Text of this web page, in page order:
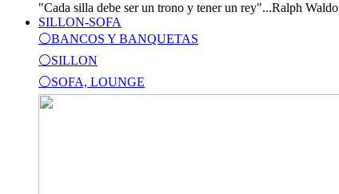
"Cada silla debe ser un trono y tener un rey"...Ralph Waldo
SILLON-SOFA
⚪BANCOS Y BANQUETAS
⚪SILLON
⚪SOFA, LOUNGE